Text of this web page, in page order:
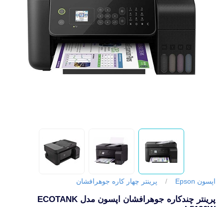
اپسون Epson / پرینتر چهار کاره جوهرافشان
پرینتر چندکاره جوهرافشان اپسون مدل ECOTANK